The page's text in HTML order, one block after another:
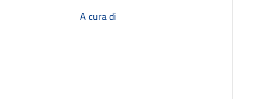
A cura di